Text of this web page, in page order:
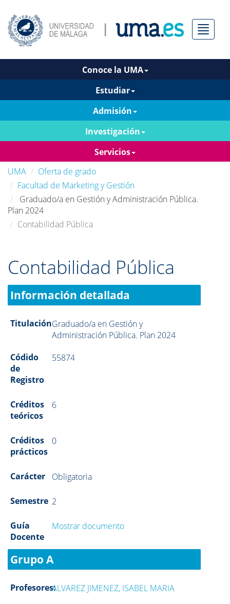
Menú
Conoce la UMA
Estudiar
Admisión
Investigación
Servicios
UMA
Oferta de grado
Facultad de Marketing y Gestión
Graduado/a en Gestión y Administración Pública.
Plan 2024
Contabilidad Pública
Contabilidad Pública
Información detallada
TitulaciónGraduado/a en Gestión y
Administración Pública. Plan 2024
Códido
de
Registro
55874
Créditos
teóricos
6
Créditos
prácticos
0
Carácter Obligatoria
Semestre 2
Guía
Docente
Mostrar documento
Grupo A
Profesores:ALVAREZ JIMENEZ, ISABEL MARIA